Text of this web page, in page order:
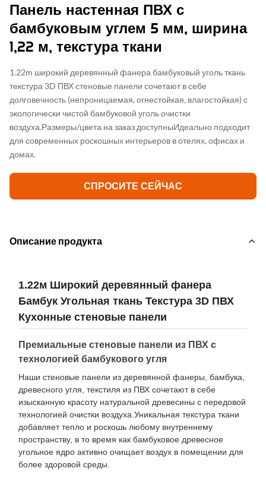
Панель настенная ПВХ с
бамбуковым углем 5 мм, ширина
1,22 м, текстура ткани
1.22m широкий деревянный фанера бамбуковый уголь ткань
текстура 3D ПВХ стеновые панели сочетают в себе
долговечность (непроницаемая, огнестойкая, влагостойкая) с
экологически чистой бамбуковой уголь очистки
воздуха.Размеры/цвета на заказ доступныИдеально подходит
для современных роскошных интерьеров в отелях, офисах и
домах.
СПРОСИТЕ СЕЙЧАС
Описание продукта
1.22м Широкий деревянный фанера
Бамбук Угольная ткань Текстура 3D ПВХ
Кухонные стеновые панели
Премиальные стеновые панели из ПВХ с
технологией бамбукового угля
Наши стеновые панели из деревянной фанеры, бамбука,
древесного угля, текстиля из ПВХ сочетают в себе
изысканную красоту натуральной древесины с передовой
технологией очистки воздуха.Уникальная текстура ткани
добавляет тепло и роскошь любому внутреннему
пространству, в то время как бамбуковое древесное
угольное ядро активно очищает воздух в помещении для
более здоровой среды.